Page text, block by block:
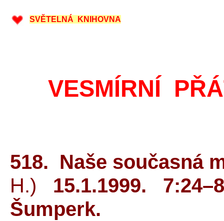
SVĚTELNÁ KNIHOVNA
VESMÍRNÍ
518. Naše současná
H.) 15.1.1999.
Šumperk.